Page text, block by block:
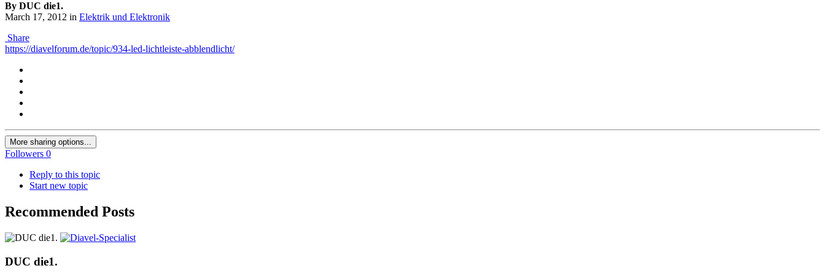
By DUC die1.
March 17, 2012 in Elektrik und Elektronik
Share
https://diavelforum.de/topic/934-led-lichtleiste-abblendlicht/
More sharing options...
Followers 0
Reply to this topic
Start new topic
Recommended Posts
DUC die1.